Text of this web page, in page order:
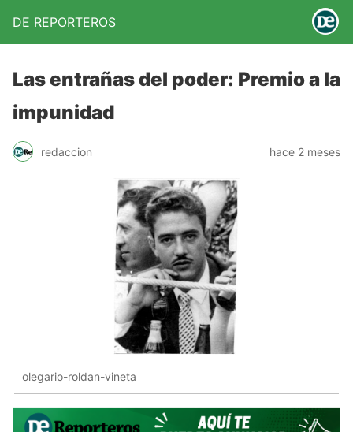
DE REPORTEROS
Las entrañas del poder: Premio a la
impunidad
redaccion hace 2 meses
olegario-roldan-vineta